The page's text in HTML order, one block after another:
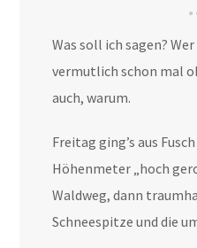
Was soll ich sagen?
vermutlich schon mal
auch, warum.
Freitag ging’s aus
Höhenmeter „hoch
Waldweg, dann
Schneespitze und die